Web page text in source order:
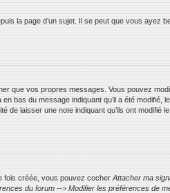
la page d’un sujet. Il se peut que vous
que vos propres messages. Vous pouvez
bas du message indiquant qu’il a été
de laisser une note indiquant qu’ils ont
fois créée, vous pouvez cocher Attacher ma
du forum --> Modifier les préférences de